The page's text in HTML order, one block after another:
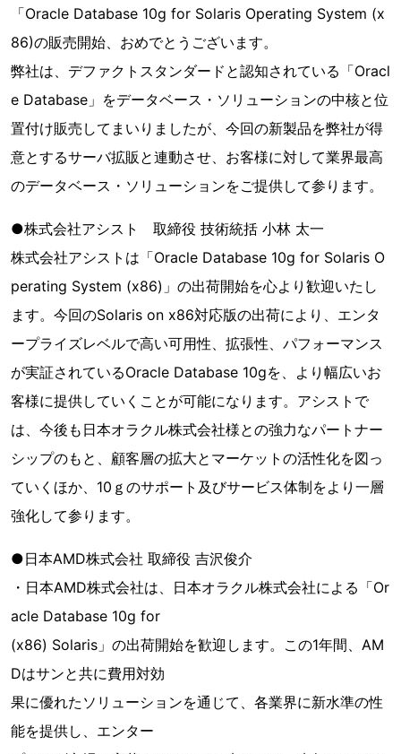
「Oracle Database 10g for Solaris Operating System (x
86)の販売開始、おめでとうございます。
弊社は、デファクトスタンダードと認知されている「Oracl
e Database」をデータベース・ソリューションの中核と位
置付け販売してまいりましたが、今回の新製品を弊社が得
意とするサーバ拡販と連動させ、お客様に対して業界最高
のデータベース・ソリューションをご提供して参ります。
●株式会社アシスト 取締役 技術統括 小林 太一
株式会社アシストは「Oracle Database 10g for Solaris O
perating System (x86)」の出荷開始を心より歓迎いたし
ます。今回のSolaris on x86対応版の出荷により、エンタ
ープライズレベルで高い可用性、拡張性、パフォーマンス
が実証されているOracle Database 10gを、より幅広いお
客様に提供していくことが可能になります。アシストで
は、今後も日本オラクル株式会社様との強力なパートナー
シップのもと、顧客層の拡大とマーケットの活性化を図っ
ていくほか、10ｇのサポート及びサービス体制をより一層
強化して参ります。
●日本AMD株式会社 取締役 吉沢俊介
・日本AMD株式会社は、日本オラクル株式会社による「Or
acle Database 10g for
(x86) Solaris」の出荷開始を歓迎します。この1年間、AM
Dはサンと共に費用対効
果に優れたソリューションを通じて、各業界に新水準の性
能を提供し、エンター